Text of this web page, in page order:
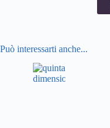
Può interessarti anche...